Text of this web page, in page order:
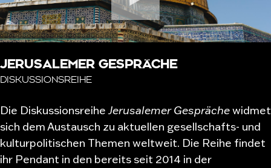
JERUSALEMER GESPRÄCHE
DISKUSSIONSREIHE
Die DiskussionsreiheJerusalemer Gesprächewidmet
sich dem Austausch zu aktuellen gesellschafts- und
kulturpolitischen Themen weltweit. Die Reihe findet
ihr Pendant in den bereits seit 2014 in der